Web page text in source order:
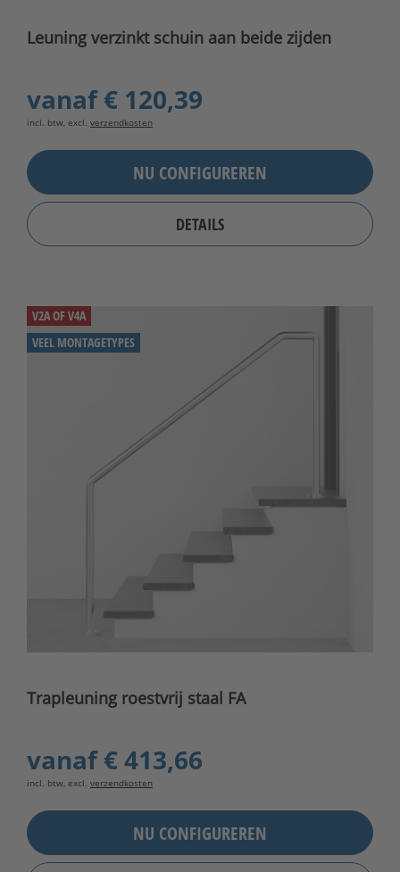
Leuning verzinkt schuin aan beide zijden
vanaf€ 120,39
incl. btw, excl. verzendkosten
NU CONFIGUREREN
DETAILS
V2A OF V4A
VEEL MONTAGETYPES
Trapleuning roestvrij staal FA
vanaf€ 413,66
incl. btw, excl. verzendkosten
NU CONFIGUREREN